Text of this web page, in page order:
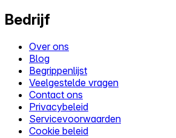
Bedrijf
Over ons
Blog
Begrippenlijst
Veelgestelde vragen
Contact ons
Privacybeleid
Servicevoorwaarden
Cookie beleid